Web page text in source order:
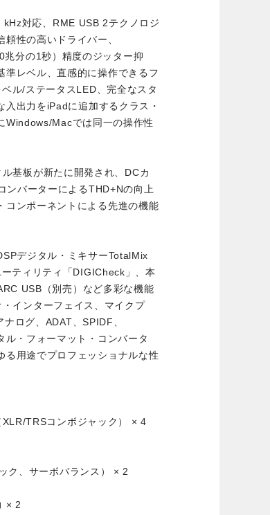
対応、RME USB 2テクノロジ
性の高いドライバー、
分の1秒）精度のジッター抑
準レベル、直感的に操作できるフ
ル/ステータスLED、完全なスタ
出力をiPadに追加するクラス・
Windows/Macでは同一の操作性
基板が新たに開発され、DCカ
ンバーターによるTHD+Nの向上
コンポーネントによる先進の機能
デジタル・ミキサーTotalMix
ティリティ「DIGICheck」、本
USB（別売）など多彩な機能
インターフェイス、マイクプ
ログ、ADAT、SPIDF、
ル・フォーマット・コンバータ
る用途でプロフェッショナルな性
XLR/TRSコンボジャック） × 4
ク、サーボバランス） × 2
× 2